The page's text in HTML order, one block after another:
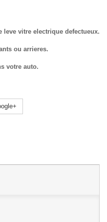
leve vitre electrique defectueux.
ou arrieres.
votre auto.